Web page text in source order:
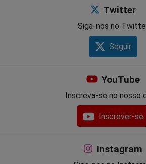
Twitter
Siga-nos no
Seguir
YouTube
Inscreva-se no nosso
Inscrever-se
Instagram